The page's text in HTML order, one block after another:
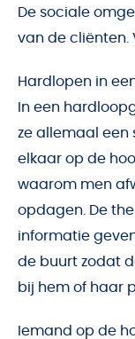
De sociale
van de cliënten.
Hardlopen in
In een
ze allemaal een
elkaar op de
waarom men
opdagen. De
informatie
de buurt zodat
bij hem of haar
Iemand op de